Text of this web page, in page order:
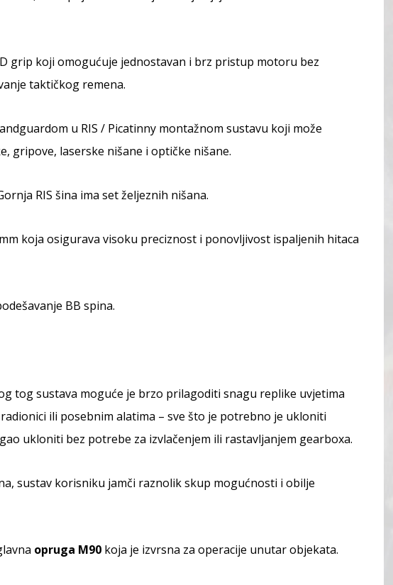
grip koji omogućuje jednostavan i brz pristup motoru bez
taktičkog remena.
u RIS / Picatinny montažnom sustavu koji može
gripove, laserske nišane i optičke nišane.
RIS šina ima set željeznih nišana.
koja osigurava visoku preciznost i ponovljivost ispaljenih hitaca
BB spina.
tog sustava moguće je brzo prilagoditi snagu replike uvjetima
ili posebnim alatima – sve što je potrebno je ukloniti
ukloniti bez potrebe za izvlačenjem ili rastavljanjem gearboxa.
sustav korisniku jamči raznolik skup mogućnosti i obilje
opruga M90koja je izvrsna za operacije unutar objekata.